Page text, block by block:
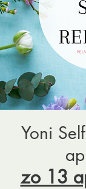
Yoni
zo 13